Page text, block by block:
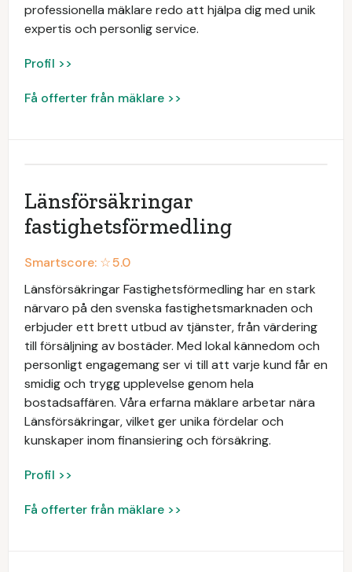
professionella mäklare redo att hjälpa dig med unik
expertis och personlig service.
Profil >>
Få offerter från mäklare >>
Länsförsäkringar
fastighetsförmedling
Smartscore: ☆5.0
Länsförsäkringar Fastighetsförmedling har en stark
närvaro på den svenska fastighetsmarknaden och
erbjuder ett brett utbud av tjänster, från värdering
till försäljning av bostäder. Med lokal kännedom och
personligt engagemang ser vi till att varje kund får en
smidig och trygg upplevelse genom hela
bostadsaffären. Våra erfarna mäklare arbetar nära
Länsförsäkringar, vilket ger unika fördelar och
kunskaper inom finansiering och försäkring.
Profil >>
Få offerter från mäklare >>